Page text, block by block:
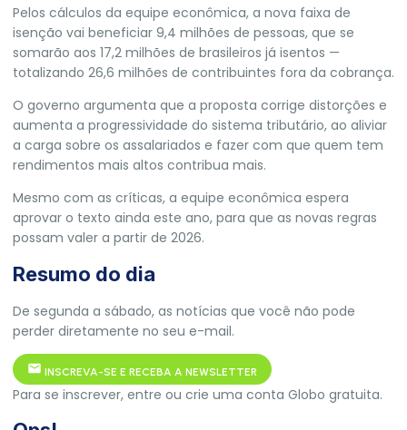
Pelos cálculos da equipe econômica, a nova faixa de
isenção vai beneficiar 9,4 milhões de pessoas, que se
somarão aos 17,2 milhões de brasileiros já isentos —
totalizando 26,6 milhões de contribuintes fora da cobrança.
O governo argumenta que a proposta corrige distorções e
aumenta a progressividade do sistema tributário, ao aliviar
a carga sobre os assalariados e fazer com que quem tem
rendimentos mais altos contribua mais.
Mesmo com as críticas, a equipe econômica espera
aprovar o texto ainda este ano, para que as novas regras
possam valer a partir de 2026.
Resumo do dia
De segunda a sábado, as notícias que você não pode
perder diretamente no seu e-mail.
INSCREVA-SE E RECEBA A NEWSLETTER
Para se inscrever, entre ou crie uma conta Globo gratuita.